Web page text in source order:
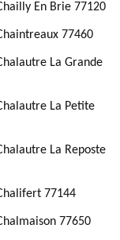
En Brie 77120
77460
La Grande
La Petite
La Reposte
77144
77650